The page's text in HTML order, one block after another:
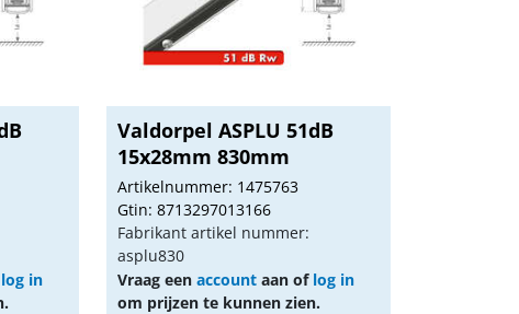
log in
Valdorpel ASPLU 51dB
15x28mm 830mm
Artikelnummer: 1475763
Gtin: 8713297013166
Fabrikant artikel nummer:
asplu830
Vraag eenaccount aan of log in
om prijzen te kunnen zien.